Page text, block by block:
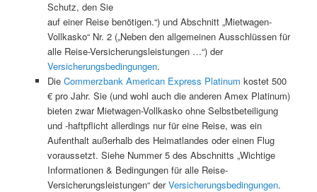
Schutz, den Sie
auf einer Reise benötigen.“) und Abschnitt „Mietwagen-
Vollkasko“ Nr. 2 („Neben den allgemeinen Ausschlüssen für
alle Reise-Versicherungsleistungen …“) der
Versicherungsbedingungen.
Die Commerzbank American Express Platinum kostet 500
€ pro Jahr. Sie (und wohl auch die anderen Amex Platinum)
bieten zwar Mietwagen-Vollkasko ohne Selbstbeteiligung
und -haftpflicht allerdings nur für eine Reise, was ein
Aufenthalt außerhalb des Heimatlandes oder einen Flug
voraussetzt. Siehe Nummer 5 des Abschnitts „Wichtige
Informationen & Bedingungen für alle Reise-
Versicherungsleistungen“ derVersicherungsbedingungen.